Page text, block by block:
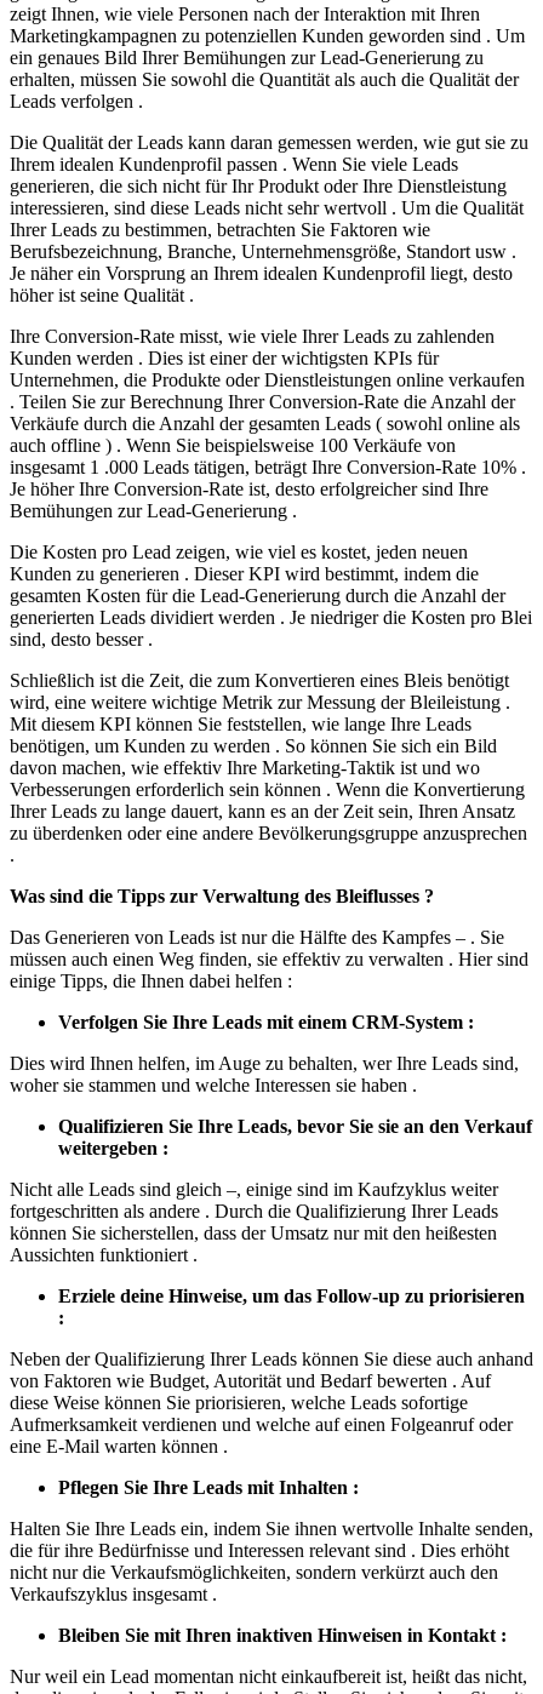
zeigt Ihnen, wie viele Personen nach der Interaktion mit Ihren
Marketingkampagnen zu potenziellen Kunden geworden sind . Um
ein genaues Bild Ihrer Bemühungen zur Lead-Generierung zu
erhalten, müssen Sie sowohl die Quantität als auch die Qualität der
Leads verfolgen .
Die Qualität der Leads kann daran gemessen werden, wie gut sie zu
Ihrem idealen Kundenprofil passen . Wenn Sie viele Leads
generieren, die sich nicht für Ihr Produkt oder Ihre Dienstleistung
interessieren, sind diese Leads nicht sehr wertvoll . Um die Qualität
Ihrer Leads zu bestimmen, betrachten Sie Faktoren wie
Berufsbezeichnung, Branche, Unternehmensgröße, Standort usw .
Je näher ein Vorsprung an Ihrem idealen Kundenprofil liegt, desto
höher ist seine Qualität .
Ihre Conversion-Rate misst, wie viele Ihrer Leads zu zahlenden
Kunden werden . Dies ist einer der wichtigsten KPIs für
Unternehmen, die Produkte oder Dienstleistungen online verkaufen
. Teilen Sie zur Berechnung Ihrer Conversion-Rate die Anzahl der
Verkäufe durch die Anzahl der gesamten Leads ( sowohl online als
auch offline ) . Wenn Sie beispielsweise 100 Verkäufe von
insgesamt 1 .000 Leads tätigen, beträgt Ihre Conversion-Rate 10% .
Je höher Ihre Conversion-Rate ist, desto erfolgreicher sind Ihre
Bemühungen zur Lead-Generierung .
Die Kosten pro Lead zeigen, wie viel es kostet, jeden neuen
Kunden zu generieren . Dieser KPI wird bestimmt, indem die
gesamten Kosten für die Lead-Generierung durch die Anzahl der
generierten Leads dividiert werden . Je niedriger die Kosten pro Blei
sind, desto besser .
Schließlich ist die Zeit, die zum Konvertieren eines Bleis benötigt
wird, eine weitere wichtige Metrik zur Messung der Bleileistung .
Mit diesem KPI können Sie feststellen, wie lange Ihre Leads
benötigen, um Kunden zu werden . So können Sie sich ein Bild
davon machen, wie effektiv Ihre Marketing-Taktik ist und wo
Verbesserungen erforderlich sein können . Wenn die Konvertierung
Ihrer Leads zu lange dauert, kann es an der Zeit sein, Ihren Ansatz
zu überdenken oder eine andere Bevölkerungsgruppe anzusprechen
.
Was sind die Tipps zur Verwaltung des Bleiflusses ?
Das Generieren von Leads ist nur die Hälfte des Kampfes – . Sie
müssen auch einen Weg finden, sie effektiv zu verwalten . Hier sind
einige Tipps, die Ihnen dabei helfen :
Verfolgen Sie Ihre Leads mit einem CRM-System :
Dies wird Ihnen helfen, im Auge zu behalten, wer Ihre Leads sind,
woher sie stammen und welche Interessen sie haben .
Qualifizieren Sie Ihre Leads, bevor Sie sie an den Verkauf
weitergeben :
Nicht alle Leads sind gleich –, einige sind im Kaufzyklus weiter
fortgeschritten als andere . Durch die Qualifizierung Ihrer Leads
können Sie sicherstellen, dass der Umsatz nur mit den heißesten
Aussichten funktioniert .
Erziele deine Hinweise, um das Follow-up zu priorisieren
:
Neben der Qualifizierung Ihrer Leads können Sie diese auch anhand
von Faktoren wie Budget, Autorität und Bedarf bewerten . Auf
diese Weise können Sie priorisieren, welche Leads sofortige
Aufmerksamkeit verdienen und welche auf einen Folgeanruf oder
eine E-Mail warten können .
Pflegen Sie Ihre Leads mit Inhalten :
Halten Sie Ihre Leads ein, indem Sie ihnen wertvolle Inhalte senden,
die für ihre Bedürfnisse und Interessen relevant sind . Dies erhöht
nicht nur die Verkaufsmöglichkeiten, sondern verkürzt auch den
Verkaufszyklus insgesamt .
Bleiben Sie mit Ihren inaktiven Hinweisen in Kontakt :
Nur weil ein Lead momentan nicht einkaufbereit ist, heißt das nicht,